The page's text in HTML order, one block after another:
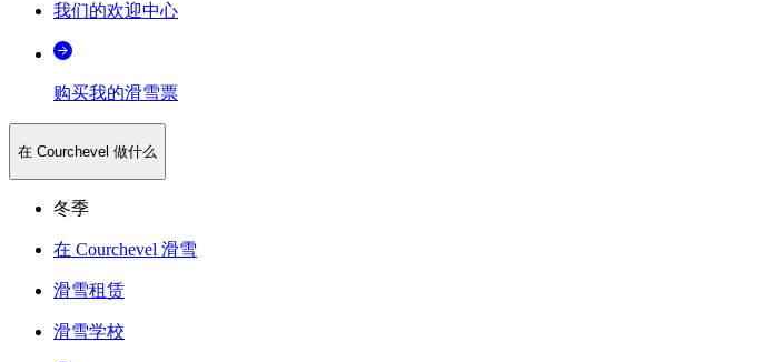
我们的欢迎中心
购买我的滑雪票
在 Courchevel 做什么
冬季
在 Courchevel 滑雪
滑雪租赁
滑雪学校